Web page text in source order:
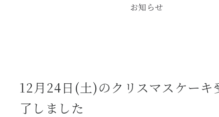
お知らせ
12月24日(土)のクリスマスケーキ
了しました